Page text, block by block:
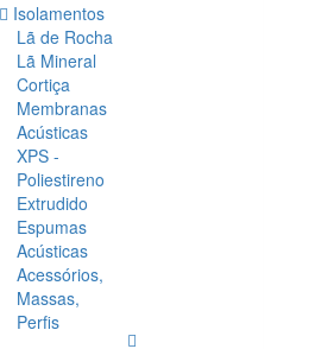
Isolamentos
Lã de Rocha
Lã Mineral
Cortiça
Membranas
Acústicas
XPS -
Poliestireno
Extrudido
Espumas
Acústicas
Acessórios,
Massas,
Perfis